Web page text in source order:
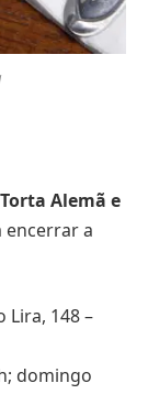
Alemã e
encerrar a
Lira, 148 –
domingo